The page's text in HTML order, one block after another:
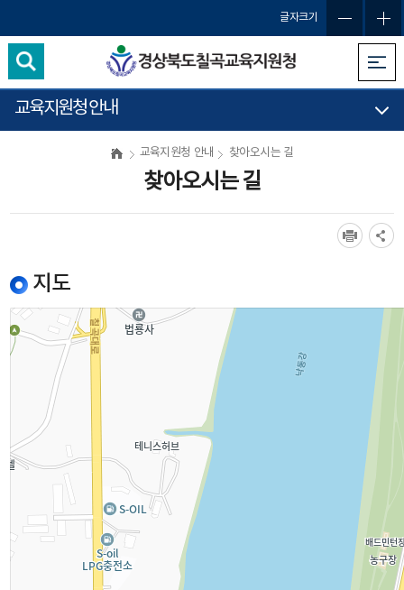
글자크기
교육지원청 안내
교육지원청 안내 찾아오시는 길
찾아오시는 길
지도